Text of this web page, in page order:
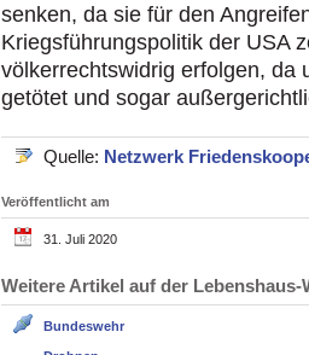
senken, da sie für den
Kriegsführungspolitik der USA
völkerrechtswidrig erfolgen, da
getötet und sogar
Quelle: Netzwerk
Veröffentlicht am
31. Juli 2020
Weitere Artikel auf der
Bundeswehr